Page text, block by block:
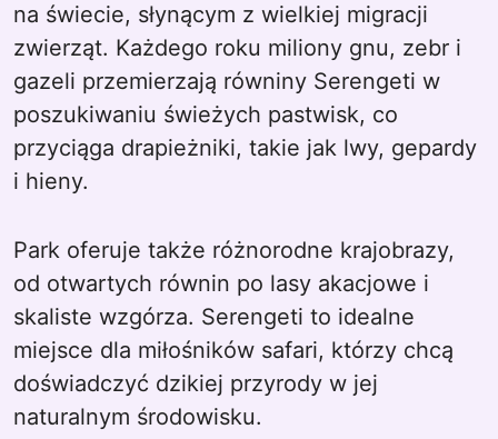
na świecie, słynącym z wielkiej migracji
zwierząt. Każdego roku miliony gnu, zebr i
gazeli przemierzają równiny Serengeti w
poszukiwaniu świeżych pastwisk, co
przyciąga drapieżniki, takie jak lwy, gepardy
i hieny.
Park oferuje także różnorodne krajobrazy,
od otwartych równin po lasy akacjowe i
skaliste wzgórza. Serengeti to idealne
miejsce dla miłośników safari, którzy chcą
doświadczyć dzikiej przyrody w jej
naturalnym środowisku.